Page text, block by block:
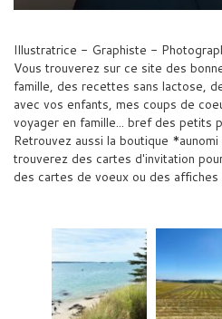
Illustratrice - Graphiste -
Vous trouverez sur ce site des
famille, des recettes sans lactose,
avec vos enfants, mes coups de
voyager en famille... bref des petits
Retrouvez aussi la boutique
trouverez des cartes d'invitation
des cartes de voeux ou des affiches